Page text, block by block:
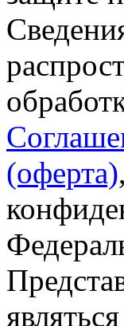
(оферта)